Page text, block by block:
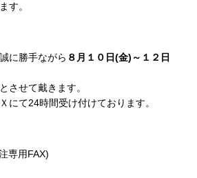
す。
に勝手ながら ８月１０日(金)～１２日
させて戴きます。
にて24時間受け付けております。
専用FAX)